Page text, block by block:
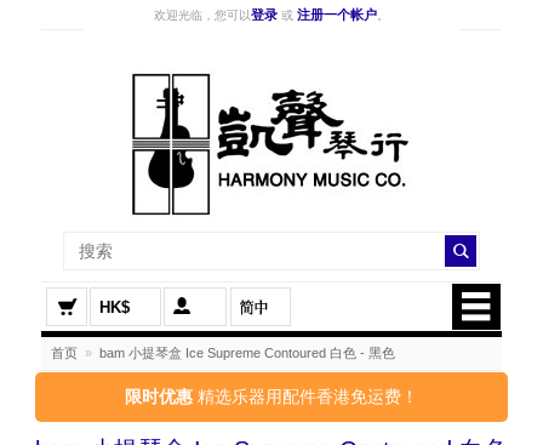
欢迎光临，您可以登录 或 注册一个帐户
HK$
首页 » bam 小提琴盒 Ice Supreme Contoured 白色 - 黑色
限时优惠 精选乐器用配件香港免运费！